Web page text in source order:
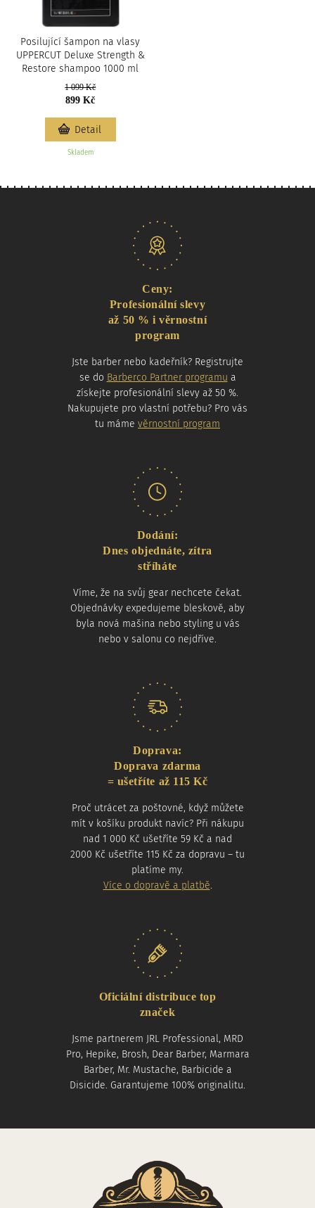
Posilující šampon na vlasy
UPPERCUT Deluxe Strength &
Restore shampoo 1000 ml
1 099 Kč
899 Kč
Skladem
Detail
Ceny:
Profesionální slevy
až 50 % i věrnostní
program
Jste barber nebo kadeřník? Registrujte
se do Barberco Partner programu a
získejte profesionální slevy až 50 %.
Nakupujete pro vlastní potřebu? Pro vás
tu máme věrnostní program
Dodání:
Dnes objednáte, zítra
stříháte
Víme, že na svůj gear nechcete čekat.
Objednávky expedujeme bleskově, aby
byla nová mašina nebo styling u vás
nebo v salonu co nejdříve.
Doprava:
Doprava zdarma
= ušetříte až 115 Kč
Proč utrácet za poštovné, když můžete
mít v košíku produkt navíc? Při nákupu
nad 1 000 Kč ušetříte 59 Kč a nad
2000 Kč ušetříte 115 Kč za dopravu – tu
platíme my.
Více o dopravě a platbě.
Oficiální distribuce top
značek
Jsme partnerem JRL Professional, MRD
Pro, Hepike, Brosh, Dear Barber, Marmara
Barber, Mr. Mustache, Barbicide a
Disicide. Garantujeme 100% originalitu.